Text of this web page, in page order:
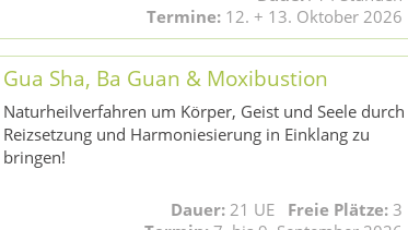
Termine: 12. + 13. Oktober 2026
Gua Sha, Ba Guan & Moxibustion
Naturheilverfahren um Körper, Geist und Seele durch
Reizsetzung und Harmoniesierung in Einklang zu
bringen!
Dauer: 21 UE Freie Plätze:3